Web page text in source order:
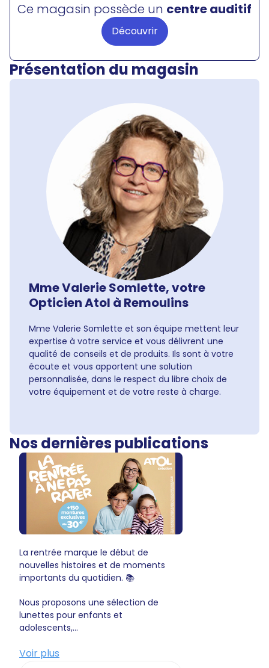
Ce magasin possède un centre auditif
Découvrir
Présentation du magasin
Mme Valerie Somlette, votre
Opticien Atol à Remoulins
Mme Valerie Somlette et son équipe mettent leur
expertise à votre service et vous délivrent une
qualité de conseils et de produits. Ils sont à votre
écoute et vous apportent une solution
personnalisée, dans le respect du libre choix de
votre équipement et de votre reste à charge.
Nos dernières publications
La rentrée marque le début de
nouvelles histoires et de moments
importants du quotidien. 📚
Nous proposons une sélection de
lunettes pour enfants et
adolescents,...
Voir plus